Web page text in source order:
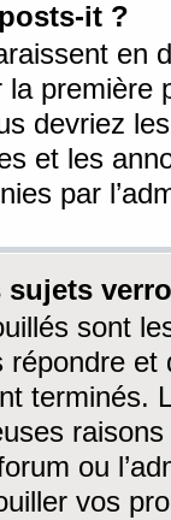
it ?
en
la première
devriez
et les
par
sujets
sont
répondre
terminés.
ou
vos